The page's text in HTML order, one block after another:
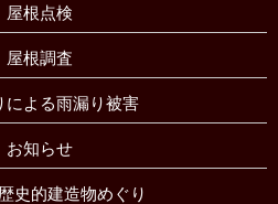
屋根点検
屋根調査
による雨漏り被害
お知らせ
史的建造物めぐり